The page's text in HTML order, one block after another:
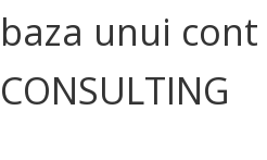
baza unui
CONSULTING